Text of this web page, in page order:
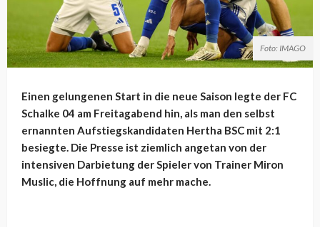
Foto: IMAGO
Einen gelungenen Start in die neue Saison legte der FC
Schalke 04 am Freitagabend hin, als man den selbst
ernannten Aufstiegskandidaten Hertha BSC mit 2:1
besiegte. Die Presse ist ziemlich angetan von der
intensiven Darbietung der Spieler von Trainer Miron
Muslic, die Hoffnung auf mehr mache.